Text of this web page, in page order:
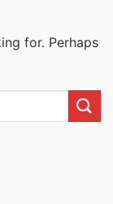
for. Perhaps